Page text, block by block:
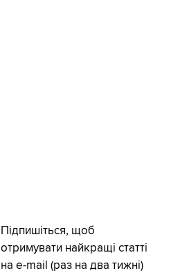
Підпишіться, щоб
отримувати найкращі статті
на e-mail (раз на два тижні)